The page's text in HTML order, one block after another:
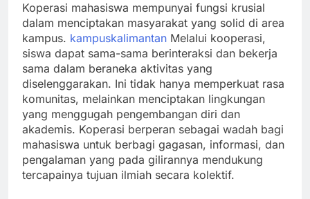
Koperasi mahasiswa mempunyai fungsi krusial
dalam menciptakan masyarakat yang solid di area
kampus. kampuskalimantan Melalui kooperasi,
siswa dapat sama-sama berinteraksi dan bekerja
sama dalam beraneka aktivitas yang
diselenggarakan. Ini tidak hanya memperkuat rasa
komunitas, melainkan menciptakan lingkungan
yang menggugah pengembangan diri dan
akademis. Koperasi berperan sebagai wadah bagi
mahasiswa untuk berbagi gagasan, informasi, dan
pengalaman yang pada gilirannya mendukung
tercapainya tujuan ilmiah secara kolektif.